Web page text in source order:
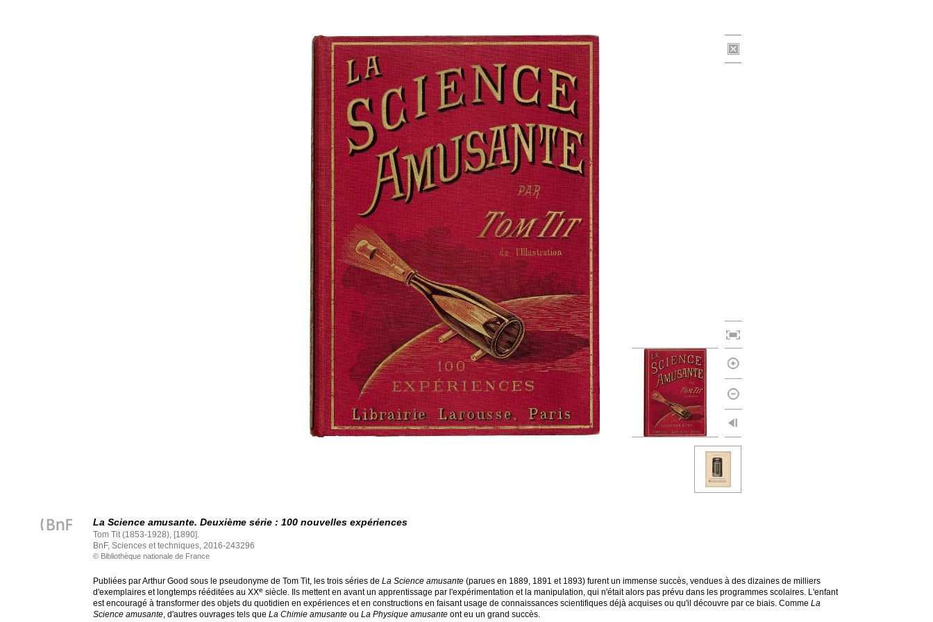
La Science amusante. Deuxième série : 100 nouvelles expériences
Tom Tit (1853-1928), [1890].
BnF, Sciences et techniques, 2016-243296
© Bibliothèque nationale de France
Publiées par Arthur Good sous le pseudonyme de Tom Tit, les trois séries deLa Science amusante (parues en 1889, 1891 et 1893) furent un immense succès, vendues à des dizaines de milliers
d'exemplaires et longtemps rééditées au XXe siècle. Ils mettent en avant un apprentissage par l'expérimentation et la manipulation, qui n'était alors pas prévu dans les programmes scolaires. L'enfant
est encouragé à transformer des objets du quotidien en expériences et en constructions en faisant usage de connaissances scientifiques déjà acquises ou qu'il découvre par ce biais. CommeLa
Science amusante, d'autres ouvrages tels queLa Chimie amusante ouLa Physique amusante ont eu un grand succès.